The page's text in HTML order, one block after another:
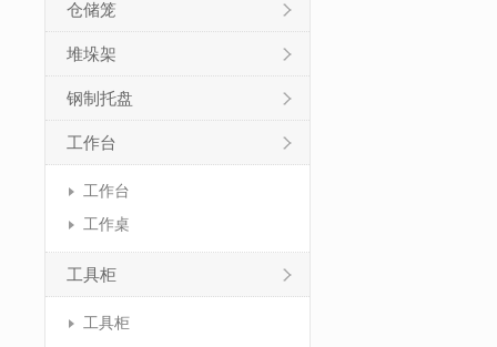
仓储笼
堆垛架
钢制托盘
工作台
工作台
工作桌
工具柜
工具柜